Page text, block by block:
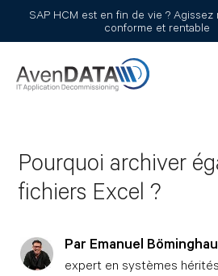
SAP HCM est en fin de vie ?
conforme et rentable
Pourquoi archiver
fichiers Excel ?
Par Emanuel
expert en systèmes